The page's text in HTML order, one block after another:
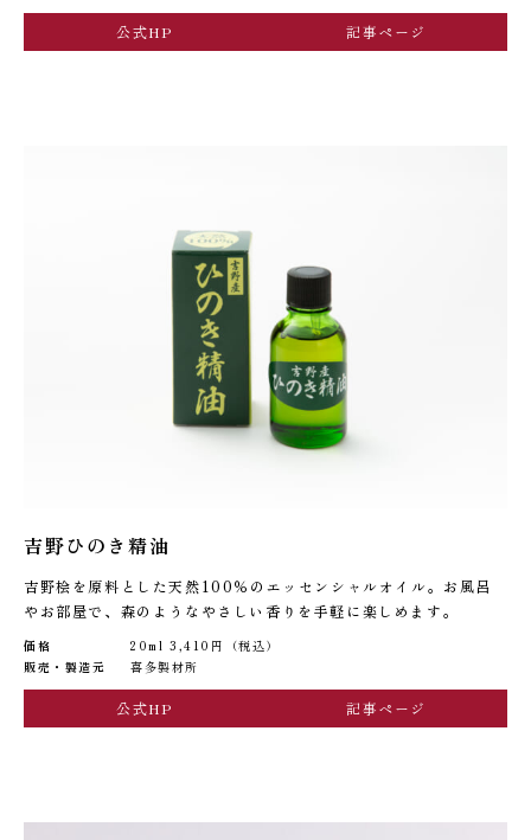
公式HP 記事ページ
吉野ひのき精油
吉野桧を原料とした天然100％のエッセンシャルオイル。お風呂
やお部屋で、森のようなやさしい香りを手軽に楽しめます。
価格
20ml 3,410円（税込）
販売・製造元
喜多製材所
公式HP 記事ページ